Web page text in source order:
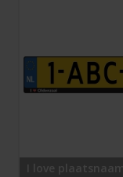
I love